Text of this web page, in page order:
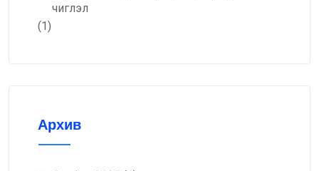
чиглэл
(1)
Архив